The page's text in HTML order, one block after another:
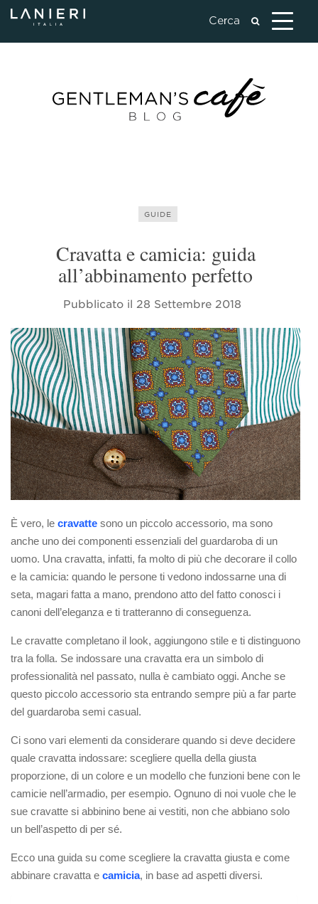
GUIDE
Cravatta e camicia: guida
all’abbinamento perfetto
Pubblicato il 28 Settembre 2018
È vero, le cravatte sono un piccolo accessorio, ma sono
anche uno dei componenti essenziali del guardaroba di un
uomo. Una cravatta, infatti, fa molto di più che decorare il collo
e la camicia: quando le persone ti vedono indossarne una di
seta, magari fatta a mano, prendono atto del fatto conosci i
canoni dell’eleganza e ti tratteranno di conseguenza.
Le cravatte completano il look, aggiungono stile e ti distinguono
tra la folla. Se indossare una cravatta era un simbolo di
professionalità nel passato, nulla è cambiato oggi. Anche se
questo piccolo accessorio sta entrando sempre più a far parte
del guardaroba semi casual.
Ci sono vari elementi da considerare quando si deve decidere
quale cravatta indossare: scegliere quella della giusta
proporzione, di un colore e un modello che funzioni bene con le
camicie nell’armadio, per esempio. Ognuno di noi vuole che le
sue cravatte si abbinino bene ai vestiti, non che abbiano solo
un bell’aspetto di per sé.
Ecco una guida su come scegliere la cravatta giusta e come
abbinare cravatta e camicia, in base ad aspetti diversi.